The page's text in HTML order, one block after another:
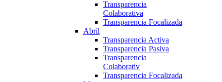
Transparencia
Colaborativa
Transparencia Focalizada
Abril
Transparencia Activa
Transparencia Pasiva
Transparencia
Colaborativ
Transparencia Focalizada